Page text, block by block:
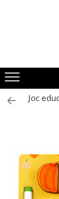
Pachete
Recomandari
Cadouri pentru
Cadouri
Cadouri sub
Cadouri sub
Jucarii pe
Joc